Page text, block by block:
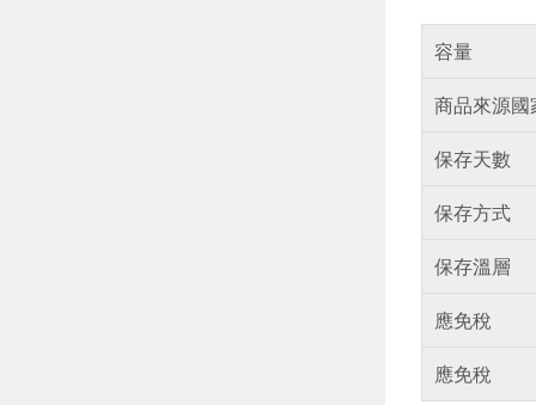
容量
商品來源國
保存天數
保存方式
保存溫層
應免稅
應免稅